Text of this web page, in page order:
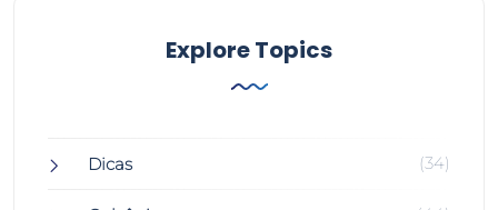
Explore Topics
Dicas (34)